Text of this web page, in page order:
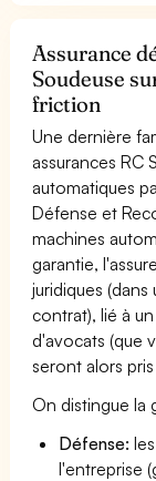
Assurance
Soudeuse
friction
Une dernière
assurances RC
automatiques
Défense et
machines
garantie,
juridiques
contrat), lié à
d'avocats (que
seront alors
On distingue la
Défense:
l'entreprise